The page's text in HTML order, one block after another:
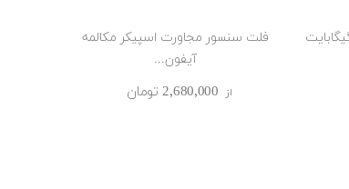
فلت سنسور مجاورت اسپیکر مکالمه
آیفون...
از 2٬680٬000 ‎تومان